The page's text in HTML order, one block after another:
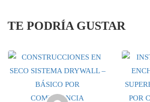
TE PODRÍA GUSTAR